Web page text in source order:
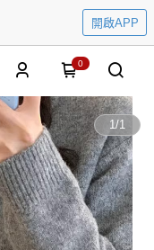
開啟APP
0
1/1